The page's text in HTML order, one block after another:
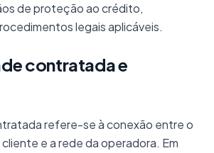
de proteção ao crédito,
legais aplicáveis.
contratada e
refere-se à conexão entre o
e a rede da operadora. Em